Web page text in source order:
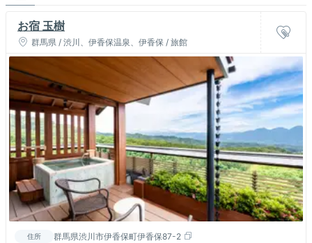
お宿 玉樹
群馬県 / 渋川、伊香保温泉、伊香保 / 旅館
住所 群馬県渋川市伊香保町伊香保87-2